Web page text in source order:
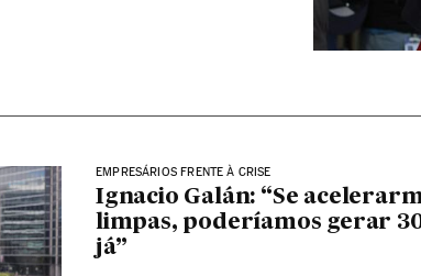
EMPRESÁRIOS FRENTE À CRISE
Ignacio Galán: “Se
limpas, poderíamos gerar
já”